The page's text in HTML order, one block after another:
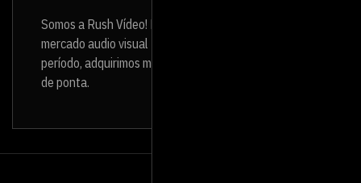
Somos a Rush Vídeo! Produtora de vídeo que atua no
mercado audio visual
período, adquirimos muita experiência e infraestrutura
de ponta.